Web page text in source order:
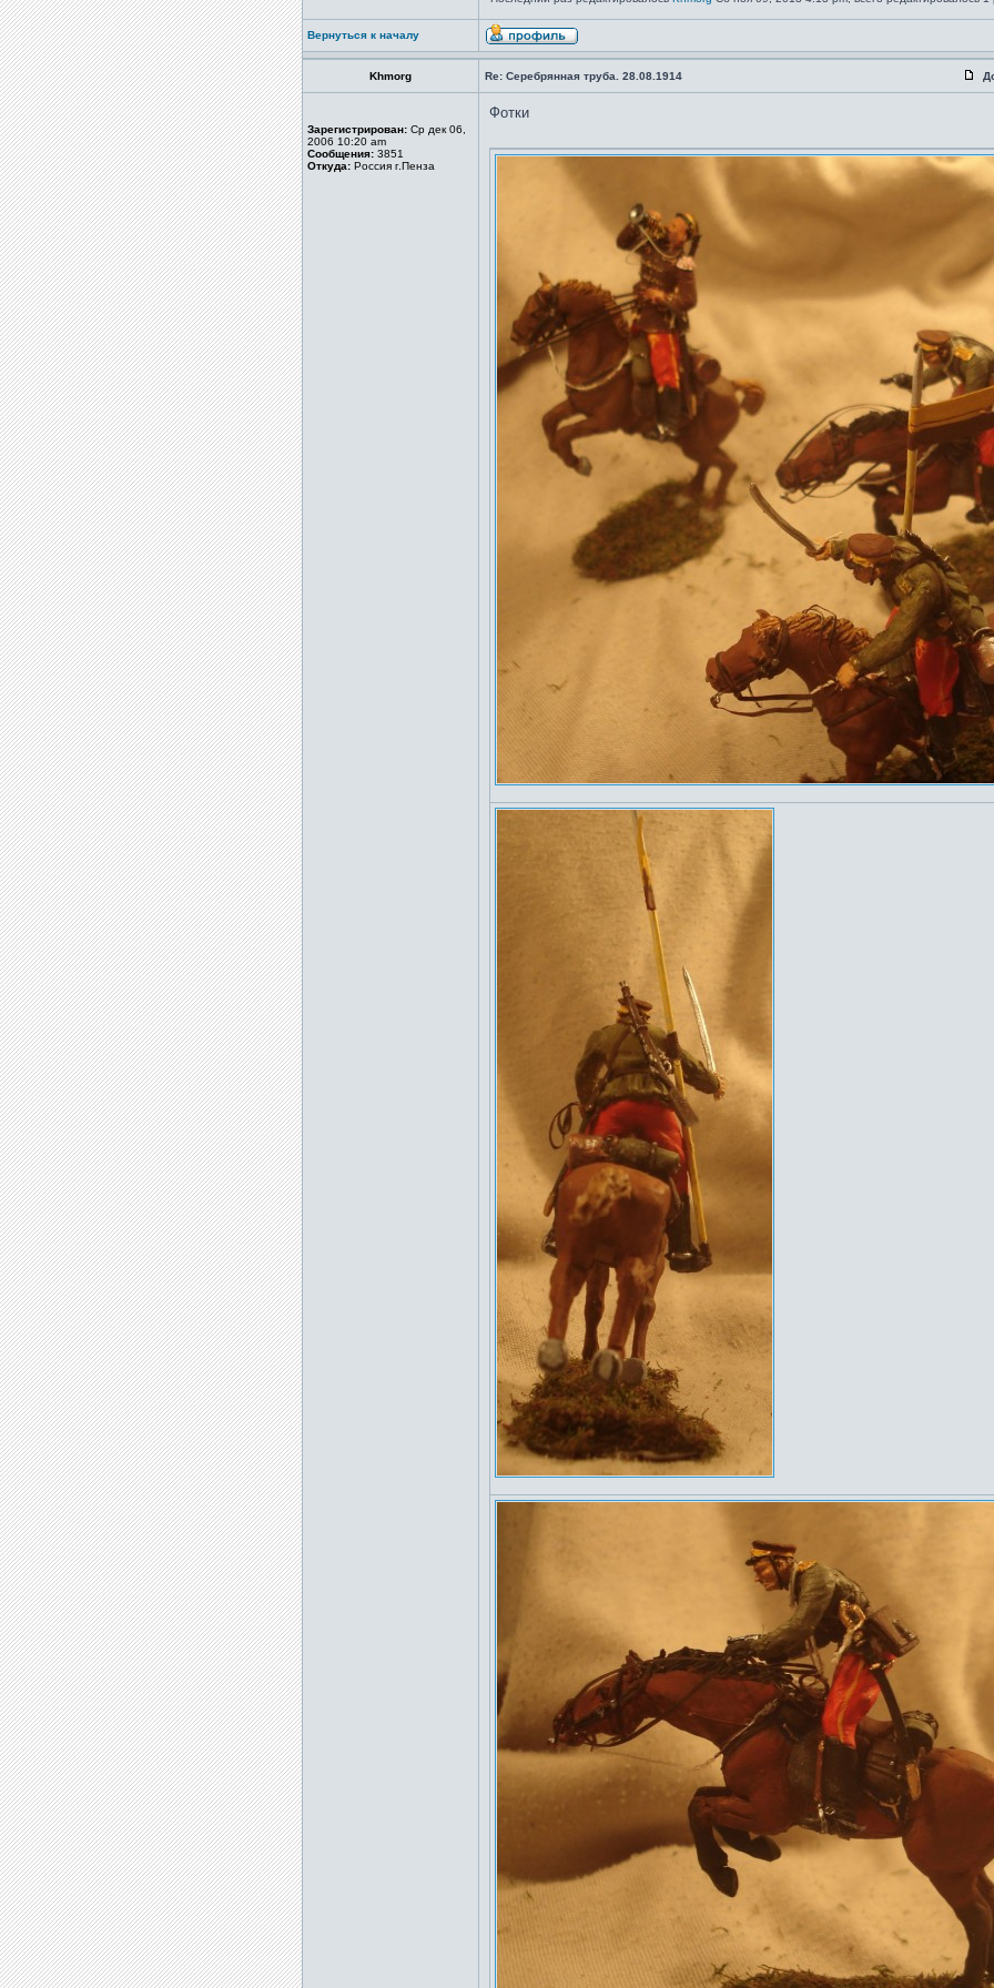
Вернуться к началу
Khmorg Re: Серебрянная труба. 28.08.1914
Зарегистрирован: Ср дек 06,
2006 10:20 am
Сообщения: 3851
Откуда: Россия г.Пенза
Фотки